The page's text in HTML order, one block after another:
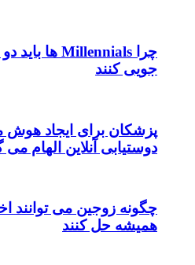
جویی کنند
پزشکان برای ایجاد هوش
دوستیابی آنلاین الهام می
چگونه زوجین می توانند
همیشه حل کنند